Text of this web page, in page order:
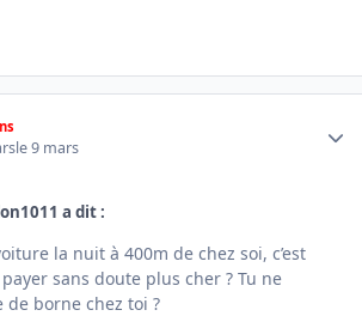
le 9 mars
a dit :
la nuit à 400m de chez soi, c’est
sans doute plus cher ? Tu ne
borne chez toi ?